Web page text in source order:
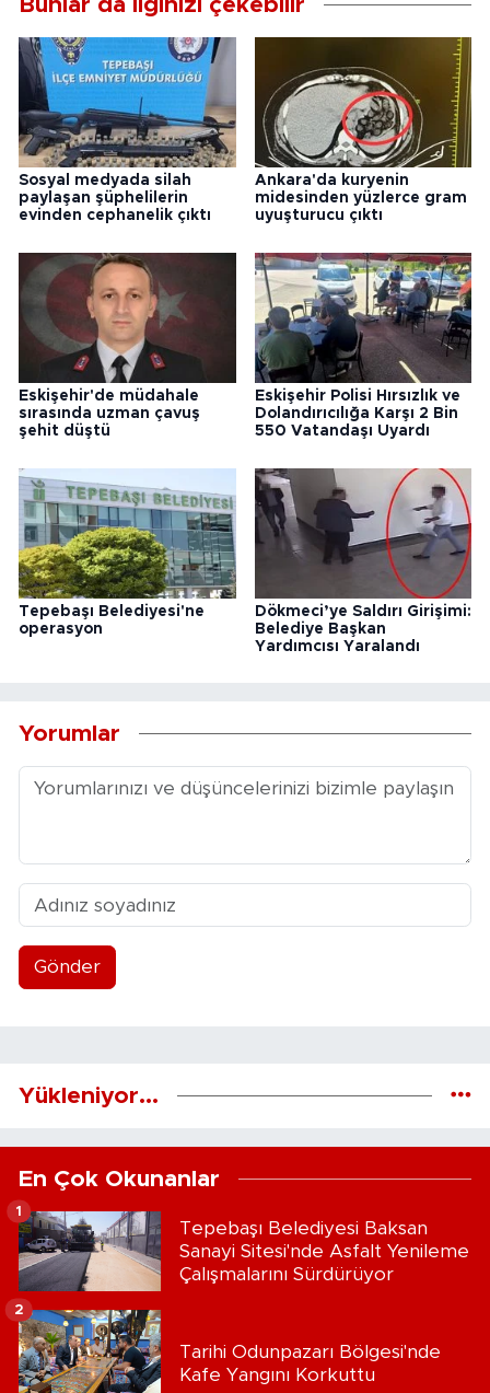
Bunlar da ilginizi çekebilir
Sosyal medyada silah
paylaşan şüphelilerin
evinden cephanelik çıktı
Ankara'da kuryenin
midesinden yüzlerce gram
uyuşturucu çıktı
Eskişehir'de müdahale
sırasında uzman çavuş
şehit düştü
Eskişehir Polisi Hırsızlık ve
Dolandırıcılığa Karşı 2 Bin
550 Vatandaşı Uyardı
Tepebaşı Belediyesi'ne
operasyon
Dökmeci’ye Saldırı Girişimi:
Belediye Başkan
Yardımcısı Yaralandı
Yorumlar
Gönder
Yükleniyor...
En Çok Okunanlar
Tepebaşı Belediyesi Baksan
Sanayi Sitesi'nde Asfalt Yenileme
Çalışmalarını Sürdürüyor
1
Tarihi Odunpazarı Bölgesi'nde
Kafe Yangını Korkuttu
2